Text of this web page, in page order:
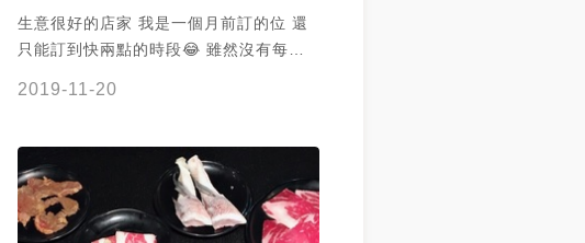
生意很好的店家 我是一個月前訂的位 還
只能訂到快兩點的時段😂 雖然沒有每樣
沒不曉得牛的部分～雖是火烤兩吃，不過
我們直接關掉火鍋哈哈哈哈 冰淇淋是明治
跟哈根達斯 害我吃了好幾球😂 雖然生意
很忙 服務生態度還是很好 大推推，價錢
2019-11-20